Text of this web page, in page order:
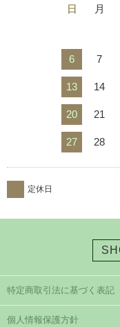
日 月
6 7
13 14
20 21
27 28
定休日
特定商取引法に基づく表記
個人情報保護方針